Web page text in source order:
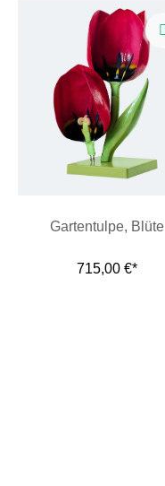
Gartentulpe, Blüte
715,00 €*